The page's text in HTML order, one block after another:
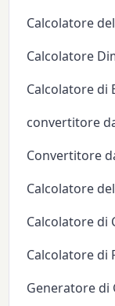
Calcolatore
Calcolatore
Calcolatore di
convertitore
Convertitore
Calcolatore
Calcolatore di
Calcolatore di
Generatore di